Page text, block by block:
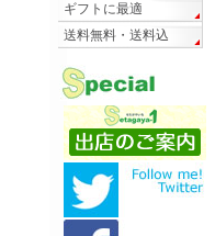
ギフトに最適
送料無料・送料込